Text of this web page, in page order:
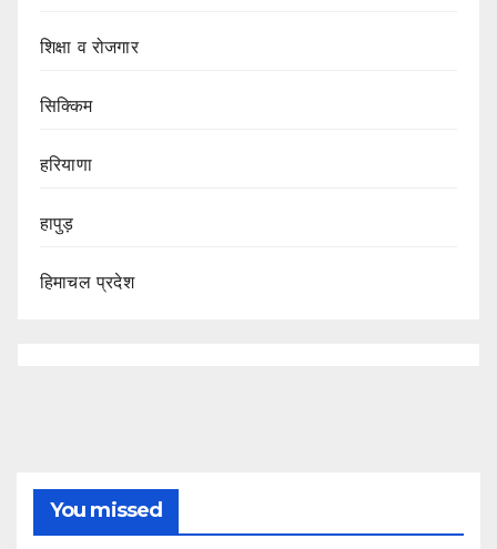
शिक्षा व रोजगार
सिक्किम
हरियाणा
हापुड़
हिमाचल प्रदेश
You missed